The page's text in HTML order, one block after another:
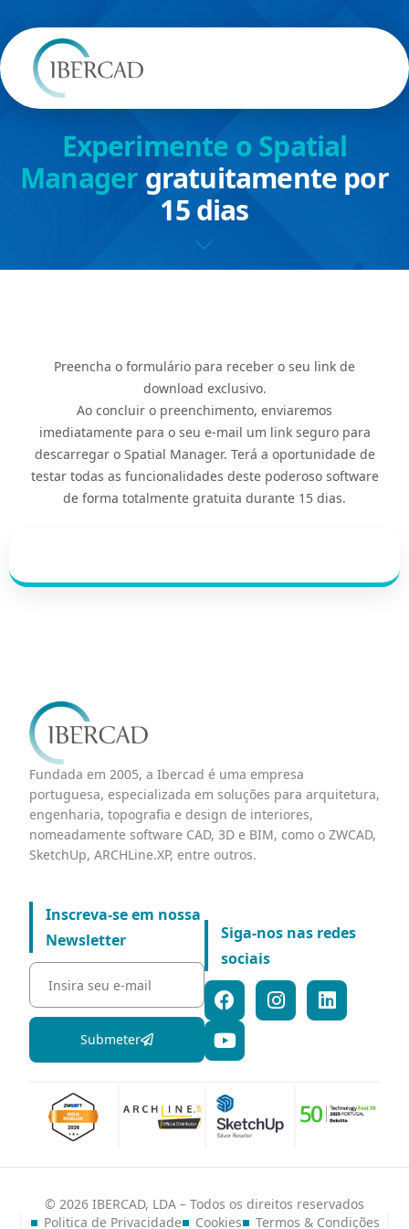
Experimente o Spatial
Manager gratuitamente por
15 dias
Preencha o formulário para receber o seu link de
download exclusivo.
Ao concluir o preenchimento, enviaremos
imediatamente para o seu e-mail um link seguro para
descarregar o Spatial Manager. Terá a oportunidade de
testar todas as funcionalidades deste poderoso software
de forma totalmente gratuita durante 15 dias.
Fundada em 2005, a Ibercad é uma empresa
portuguesa, especializada em soluções para arquitetura,
engenharia, topografia e design de interiores,
nomeadamente software CAD, 3D e BIM, como o ZWCAD,
SketchUp, ARCHLine.XP, entre outros.
Inscreva-se em nossa
Newsletter
Submeter
Siga-nos nas redes
sociais
© 2026 IBERCAD, LDA – Todos os direitos reservados
Politica de Privacidade
Cookies Termos & Condições